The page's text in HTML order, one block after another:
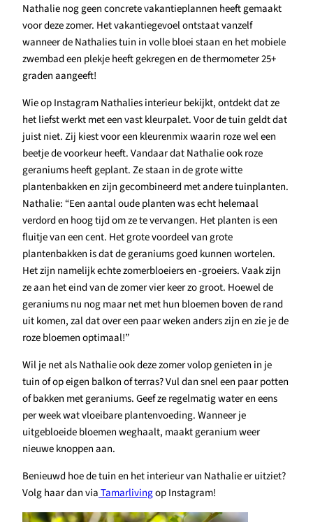
Nathalie nog geen concrete vakantieplannen heeft gemaakt
voor deze zomer. Het vakantiegevoel ontstaat vanzelf
wanneer de Nathalies tuin in volle bloei staan en het mobiele
zwembad een plekje heeft gekregen en de thermometer 25+
graden aangeeft!
Wie op Instagram Nathalies interieur bekijkt, ontdekt dat ze
het liefst werkt met een vast kleurpalet. Voor de tuin geldt dat
juist niet. Zij kiest voor een kleurenmix waarin roze wel een
beetje de voorkeur heeft. Vandaar dat Nathalie ook roze
geraniums heeft geplant. Ze staan in de grote witte
plantenbakken en zijn gecombineerd met andere tuinplanten.
Nathalie: “Een aantal oude planten was echt helemaal
verdord en hoog tijd om ze te vervangen. Het planten is een
fluitje van een cent. Het grote voordeel van grote
plantenbakken is dat de geraniums goed kunnen wortelen.
Het zijn namelijk echte zomerbloeiers en -groeiers. Vaak zijn
ze aan het eind van de zomer vier keer zo groot. Hoewel de
geraniums nu nog maar net met hun bloemen boven de rand
uit komen, zal dat over een paar weken anders zijn en zie je de
roze bloemen optimaal!”
Wil je net als Nathalie ook deze zomer volop genieten in je
tuin of op eigen balkon of terras? Vul dan snel een paar potten
of bakken met geraniums. Geef ze regelmatig water en eens
per week wat vloeibare plantenvoeding. Wanneer je
uitgebloeide bloemen weghaalt, maakt geranium weer
nieuwe knoppen aan.
Benieuwd hoe de tuin en het interieur van Nathalie er uitziet?
Volg haar dan viaTamarlivingop Instagram!